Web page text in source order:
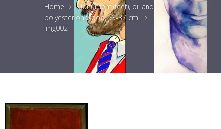
Home
Monument (feet), oil and
polyester on wood, 53-37 cm.
img002